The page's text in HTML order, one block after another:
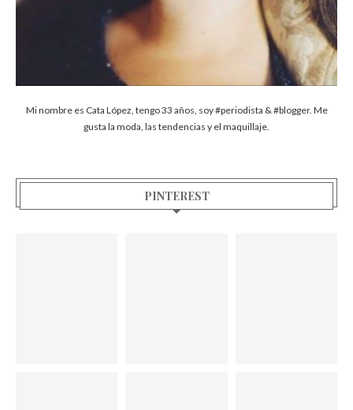
Mi nombre es Cata López, tengo 33 años, soy #periodista & #blogger. Me
gusta la moda, las tendencias y el maquillaje.
PINTEREST